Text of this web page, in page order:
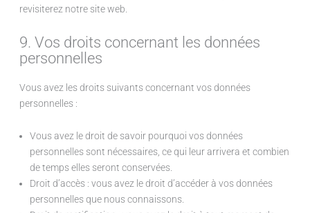
revisiterez notre site web.
9. Vos droits concernant les données
personnelles
Vous avez les droits suivants concernant vos données
personnelles :
Vous avez le droit de savoir pourquoi vos données
personnelles sont nécessaires, ce qui leur arrivera et combien
de temps elles seront conservées.
Droit d’accès : vous avez le droit d’accéder à vos données
personnelles que nous connaissons.